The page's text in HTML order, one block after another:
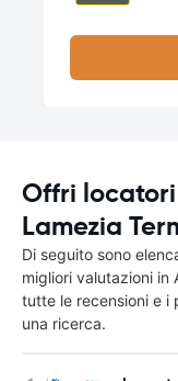
Offri
Lamezia
Di seguito sono
migliori valutazioni in
tutte le recensioni e i
una ricerca.